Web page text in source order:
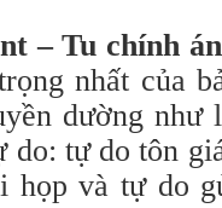
– Tu chính
nhất của
dường như
do: tự do tôn
họp và tự do